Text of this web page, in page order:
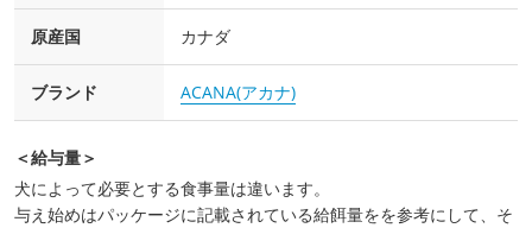
原産国 カナダ
ブランド ACANA(アカナ)
＜給与量＞
犬によって必要とする食事量は違います。
与え始めはパッケージに記載されている給餌量をを参考にして、そ